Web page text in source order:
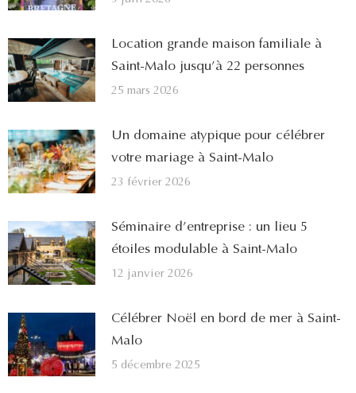
Location grande maison familiale à
Saint-Malo jusqu’à 22 personnes
25 mars 2026
Un domaine atypique pour célébrer
votre mariage à Saint-Malo
23 février 2026
Séminaire d’entreprise : un lieu 5
étoiles modulable à Saint-Malo
12 janvier 2026
Célébrer Noël en bord de mer à Saint-
Malo
5 décembre 2025